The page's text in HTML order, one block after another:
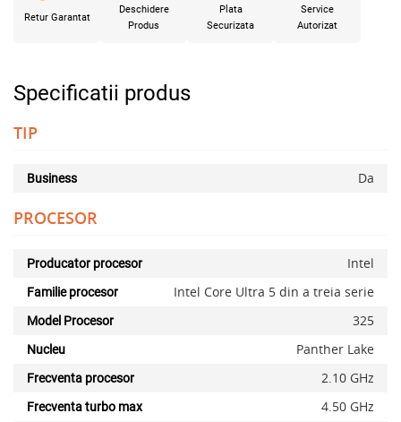
Retur Garantat
Deschidere
Produs
Plata
Securizata
Service
Autorizat
Specificatii produs
TIP
Business Da
PROCESOR
Producator procesor Intel
Familie procesor Intel Core Ultra 5 din a treia serie
Model Procesor 325
Nucleu Panther Lake
Frecventa procesor 2.10 GHz
Frecventa turbo max 4.50 GHz